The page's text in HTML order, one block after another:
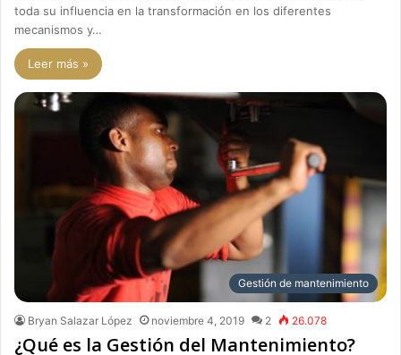
toda su influencia en la transformación en los diferentes
mecanismos y…
Leer más »
Gestión de mantenimiento
Bryan Salazar López noviembre 4, 2019 2 26.078
¿Qué es la Gestión del Mantenimiento?